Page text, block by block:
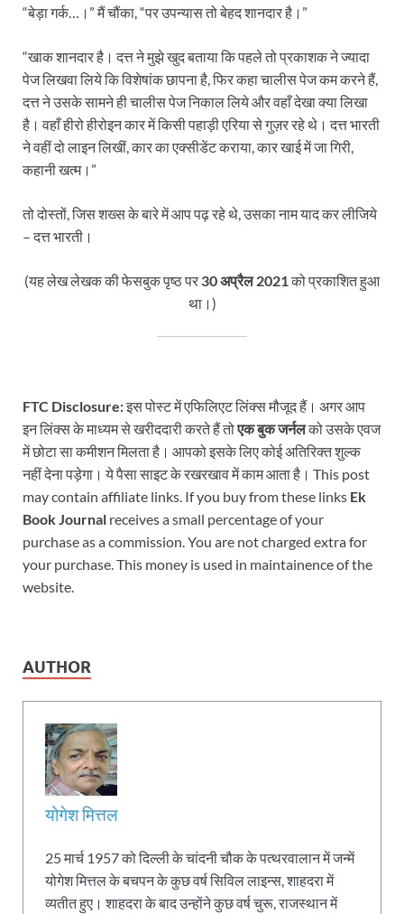
“बेड़ा गर्क…।” मैं चौंका, “पर उपन्यास तो बेहद शानदार है।”
“खाक शानदार है। दत्त ने मुझे खुद बताया कि पहले तो प्रकाशक ने ज्यादा
पेज लिखवा लिये कि विशेषांक छापना है, फिर कहा चालीस पेज कम करने हैं,
दत्त ने उसके सामने ही चालीस पेज निकाल लिये और वहाँ देखा क्या लिखा
है। वहाँ हीरो हीरोइन कार में किसी पहाड़ी एरिया से गुज़र रहे थे। दत्त भारती
ने वहीं दो लाइन लिखीं, कार का एक्सीडेंट कराया, कार खाई में जा गिरी,
कहानी खत्म।”
तो दोस्तों, जिस शख्स के बारे में आप पढ़ रहे थे, उसका नाम याद कर लीजिये
– दत्त भारती।
(यह लेख लेखक की फेसबुक पृष्ठ पर 30 अप्रैल 2021को प्रकाशित हुआ
था।)
FTC Disclosure:इस पोस्ट में एफिलिएट लिंक्स मौजूद हैं। अगर आप
इन लिंक्स के माध्यम से खरीददारी करते हैं तोएक बुक जर्नलको उसके एवज
में छोटा सा कमीशन मिलता है। आपको इसके लिए कोई अतिरिक्त शुल्क
नहीं देना पड़ेगा। ये पैसा साइट के रखरखाव में काम आता है। This post
may contain affiliate links. If you buy from these links Ek
Book Journal receives a small percentage of your
purchase as a commission. You are not charged extra for
your purchase. This money is used in maintainence of the
website.
AUTHOR
योगेश मित्तल
25 मार्च 1957 को दिल्ली के चांदनी चौक के पत्थरवालान में जन्में
योगेश मित्तल के बचपन के कुछ वर्ष सिविल लाइन्स, शाहदरा में
व्यतीत हुए। शाहदरा के बाद उन्होंने कुछ वर्ष चुरू, राजस्थान में